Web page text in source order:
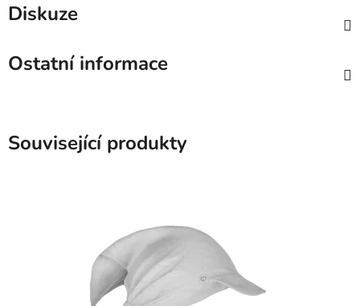
Diskuze
Ostatní informace
Související produkty